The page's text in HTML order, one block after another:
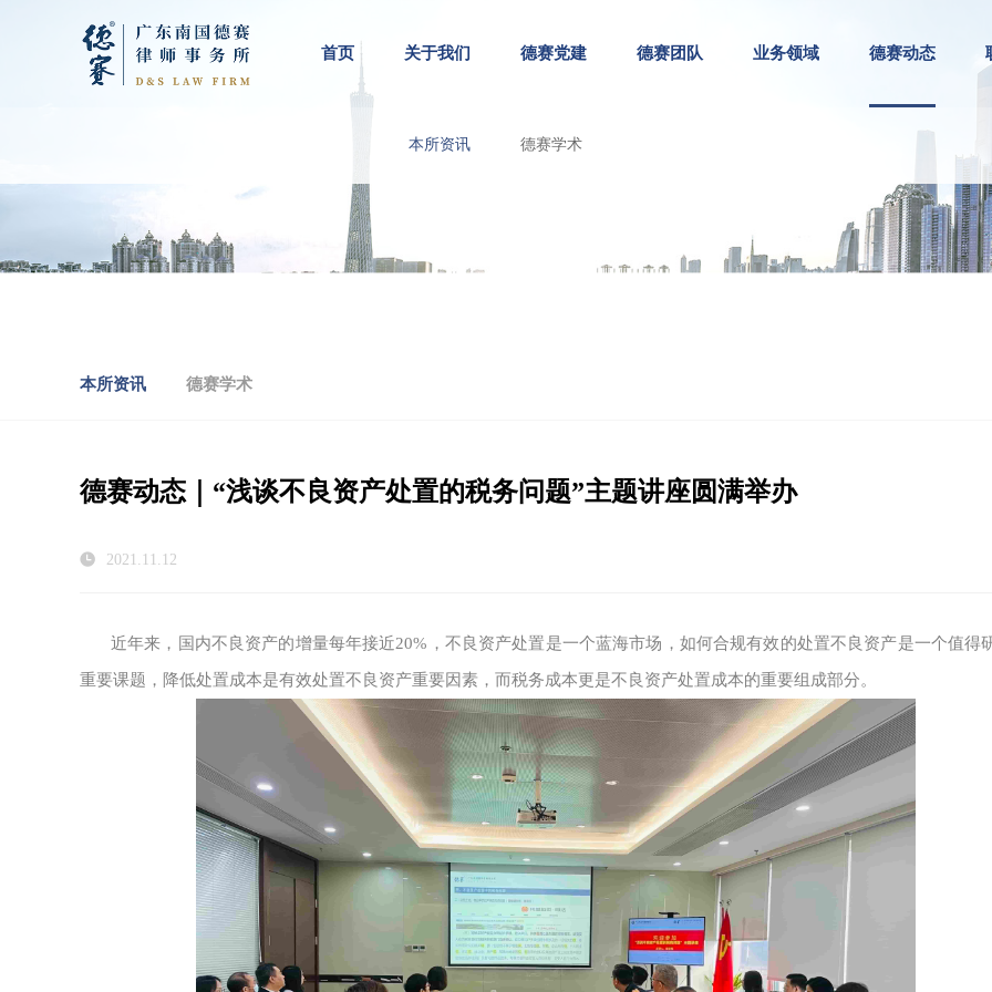
首页 关于我们 德赛党建 德赛团队 业务领域 德赛动态
本所资讯 德赛学术
本所资讯 德赛学术
德赛动态｜“浅谈不良资产处置的税务问题”主题讲座圆满举办
2021.11.12
近年来，国内不良资产的增量每年接近20%，不良资产处置是一个蓝海市场，如何合规有效的处置不良资产是一个值得
重要课题，降低处置成本是有效处置不良资产重要因素，而税务成本更是不良资产处置成本的重要组成部分。